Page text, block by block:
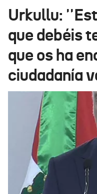
Urkullu:
que debéis
que os ha
ciudadanía